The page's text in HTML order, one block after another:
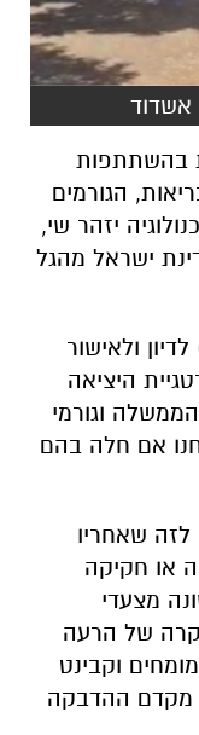
אשדוד
בהשתתפות
הגורמים
יזהר שי,
ישראל מהגל
ולאישור
היציאה
וגורמי
אם חלה בהם
שאחריו
או חקיקה
מצעדי
של הרעה
וקבינט
מקדם ההדבקה